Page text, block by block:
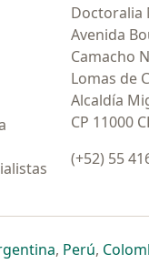
Doctoralia
Avenida
Camacho
Lomas de
Alcaldía
CP 11000
(+52) 55
pestaña
una nueva pestaña
en una nueva
se abre en
, Perúse abre
,